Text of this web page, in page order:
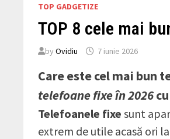
TOP GADGETIZE
TOP 8 cele mai
byOvidiu 7 iunie 2026
Care este cel mai bun
telefoane fixe în 2026
Telefoanele fixe sunt
extrem de utile acasă ori